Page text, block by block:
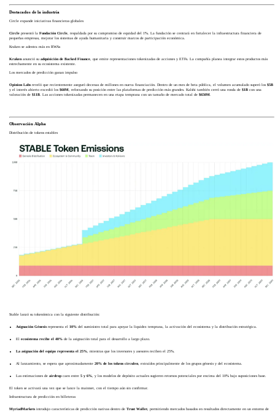
Destacados de la industria
Circle expande iniciativas financieras globales
Circlepresentó la Fundación Circle, respaldada por su compromiso de equidad del 1%. La fundación se centrará en fortalecer la infraestructura financiera de
pequeñas empresas, mejorar los sistemas de ayuda humanitaria y construir marcos de participación económica.
Kraken se adentra más en RWAs
Krakenanunció su adquisición de Backed Finance, que emite representaciones tokenizadas de acciones y ETFs. La compañía planea integrar estos productos más
estrechamente en su ecosistema existente.
Los mercados de predicción ganan impulso
Opinion Labsreveló que recientemente aseguró decenas de millones en nueva financiación. Dentro de un mes de beta pública, el volumen acumulado superó los $5B
y el interés abierto excedió los $60M, reforzando su posición entre las plataformas de predicción más grandes. Kalshi también cerró una ronda de $1Bcon una
valoración de $11B. Las acciones tokenizadas permanecen en una etapa temprana con un tamaño de mercado total de $650M.
Observación Alpha
Distribución de tokens estables
Stable lanzó su tokenómica con la siguiente distribución:
Asignación Génesisrepresenta el 10%del suministro total para apoyar la liquidez temprana, la activación del ecosistema y la distribución estratégica.
El ecosistema recibe el 40%de la asignación total para el desarrollo a largo plazo.
La asignación del equipo representa el 25%, mientras que los inversores y asesores reciben el 25%.
Al lanzamiento, se espera que aproximadamente 20% de los tokens circulen, extraídos principalmente de los grupos génesis y del ecosistema.
Las estimaciones de airdropcaen entre 5 y 6%, y los modelos de depósito actuales sugieren retornos potenciales por encima del 10% bajo suposiciones base.
El token se activará una vez que se lance la mainnet, con el tiempo aún sin confirmar.
Infraestructura de predicción en billeteras
MyriadMarketsintrodujo características de predicción nativas dentro de Trust Wallet, permitiendo mercados basados en resultados directamente en un entorno de